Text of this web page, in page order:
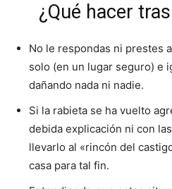
¿Qué hacer
No le respondas ni prestes
solo (en un lugar seguro) e
dañando nada ni nadie.
Si la rabieta se ha vuelto
debida explicación ni con
llevarlo al «rincón del
casa para tal fin.